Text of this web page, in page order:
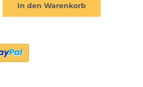
In den Warenkorb